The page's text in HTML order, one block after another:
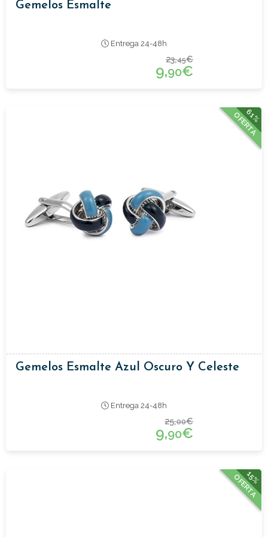
Gemelos Esmalte
Entrega 24-48h
23,45€
9,90€
61%
OFERTA
Gemelos Esmalte Azul Oscuro Y Celeste
Entrega 24-48h
25,00€
9,90€
15%
OFERTA